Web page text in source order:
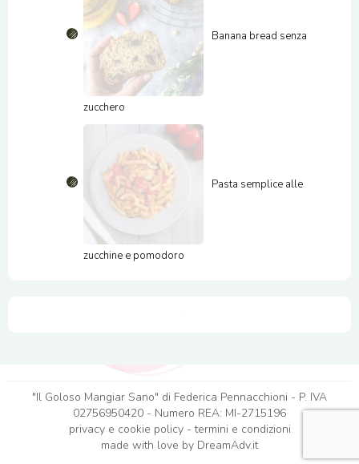
Banana bread senza
zucchero
Pasta semplice alle
zucchine e pomodoro
"Il Goloso Mangiar Sano" di Federica Pennacchioni - P. IVA
02756950420 - Numero REA: MI-2715196
privacy e cookie policy-termini e condizioni
made with love by DreamAdv.it